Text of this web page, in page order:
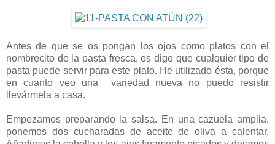
Antes de que se os pongan los ojos como platos con el
nombrecito de la pasta fresca, os digo que cualquier tipo de
pasta puede servir para este plato. He utilizado ésta, porque
en cuanto veo una variedad nueva no puedo resistir
llevármela a casa.
Empezamos preparando la salsa. En una cazuela amplia,
ponemos dos cucharadas de aceite de oliva a calentar.